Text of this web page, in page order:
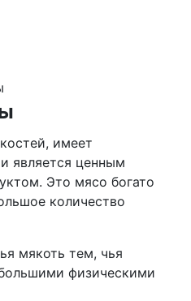
имеет
является ценным
Это мясо богато
количество
мякоть тем, чья
физическими